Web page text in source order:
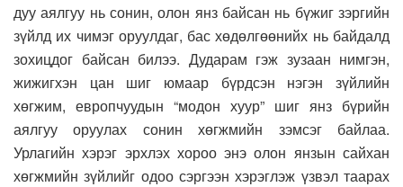
дуу аялгуу нь сонин, олон янз байсан нь бүжиг зэргийн
зүйлд их чимэг оруулдаг, бас хөдөлгөөнийх нь байдалд
зохицдог байсан билээ. Дударам гэж зузаан нимгэн,
жижигхэн цан шиг юмаар бүрдсэн нэгэн зүйлийн
хөгжим, европчуудын “модон хуур” шиг янз бүрийн
аялгуу оруулах сонин хөгжмийн зэмсэг байлаа.
Урлагийн хэрэг эрхлэх хороо энэ олон янзын сайхан
хөгжмийн зүйлийг одоо сэргээн хэрэглэж үзвэл таарах